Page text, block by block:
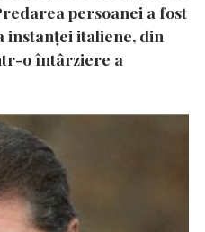
persoanei a fost
instanţei italiene, din
o întârziere a